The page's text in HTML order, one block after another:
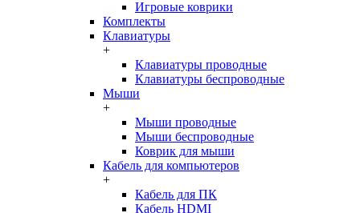
Игровые коврики
Комплекты
Клавиатуры
+
Клавиатуры проводные
Клавиатуры беспроводные
Мыши
+
Мыши проводные
Мыши беспроводные
Коврик для мыши
Кабель для компьютеров
+
Кабель для ПК
Кабель HDMI